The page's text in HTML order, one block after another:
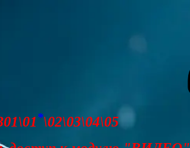
*\02\03\04\05